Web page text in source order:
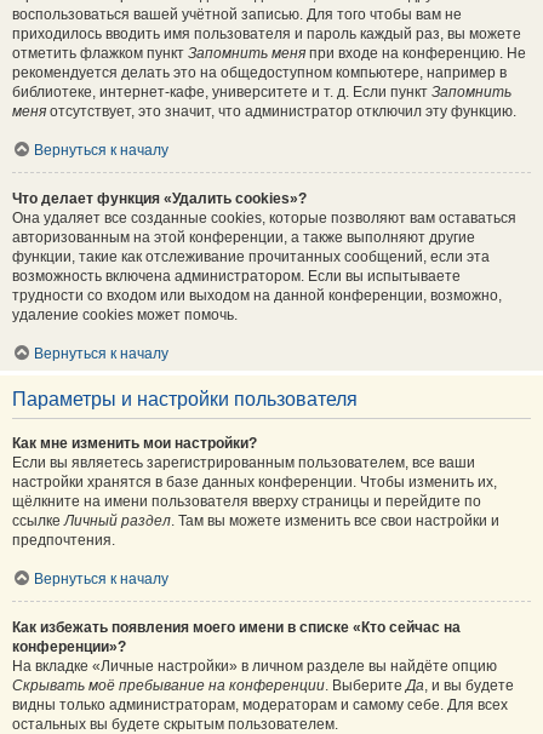
воспользоваться вашей учётной записью. Для того чтобы вам не
приходилось вводить имя пользователя и пароль каждый раз, вы можете
отметить флажком пункт Запомнить меня при входе на конференцию. Не
рекомендуется делать это на общедоступном компьютере, например в
библиотеке, интернет-кафе, университете и т. д. Если пункт Запомнить
меня отсутствует, это значит, что администратор отключил эту функцию.
Вернуться к началу
Что делает функция «Удалить cookies»?
Она удаляет все созданные cookies, которые позволяют вам оставаться
авторизованным на этой конференции, а также выполняют другие
функции, такие как отслеживание прочитанных сообщений, если эта
возможность включена администратором. Если вы испытываете
трудности со входом или выходом на данной конференции, возможно,
удаление cookies может помочь.
Вернуться к началу
Параметры и настройки пользователя
Как мне изменить мои настройки?
Если вы являетесь зарегистрированным пользователем, все ваши
настройки хранятся в базе данных конференции. Чтобы изменить их,
щёлкните на имени пользователя вверху страницы и перейдите по
ссылкеЛичный раздел. Там вы можете изменить все свои настройки и
предпочтения.
Вернуться к началу
Как избежать появления моего имени в списке «Кто сейчас на
конференции»?
На вкладке «Личные настройки» в личном разделе вы найдёте опцию
Скрывать моё пребывание на конференции. ВыберитеДа, и вы будете
видны только администраторам, модераторам и самому себе. Для всех
остальных вы будете скрытым пользователем.